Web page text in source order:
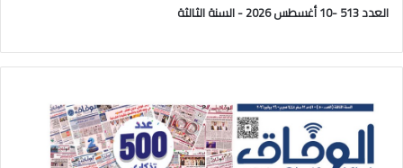
العدد 513 -10 أغسطس 2026 - السنة الثالثة